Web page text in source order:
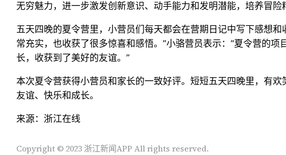
无穷魅力，进一步激发创新意识、动手能力和发明潜能，培养冒
五天四晚的夏令营里，小营员们每天都会在营期日记中写下感想
常充实，也收获了很多惊喜和感悟。”小骆营员表示：“夏令营的
长，收获到了美好的友谊。”
本次夏令营获得小营员和家长的一致好评。短短五天四晚里，有
友谊、快乐和成长。
来源：浙江在线
Copyright © 2023 浙江新闻APP All rights reserved.